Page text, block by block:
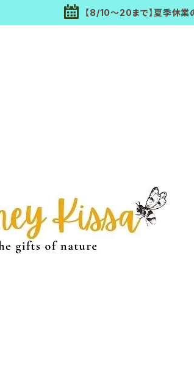
【8/10～20まで】夏季休